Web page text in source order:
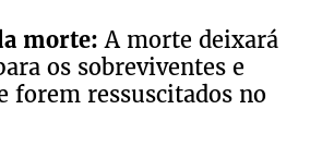
morte: A morte deixará
os sobreviventes e
forem ressuscitados no